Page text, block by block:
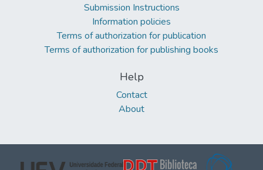
Submission Instructions
Information policies
Terms of authorization for publication
Terms of authorization for publishing books
Help
Contact
About